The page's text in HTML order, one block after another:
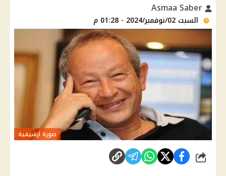
السبت 02/نوفمبر/2024 - 01:28 م
صورة ارشيفية
شارك